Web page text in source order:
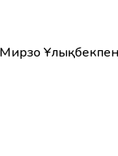
Мирзо